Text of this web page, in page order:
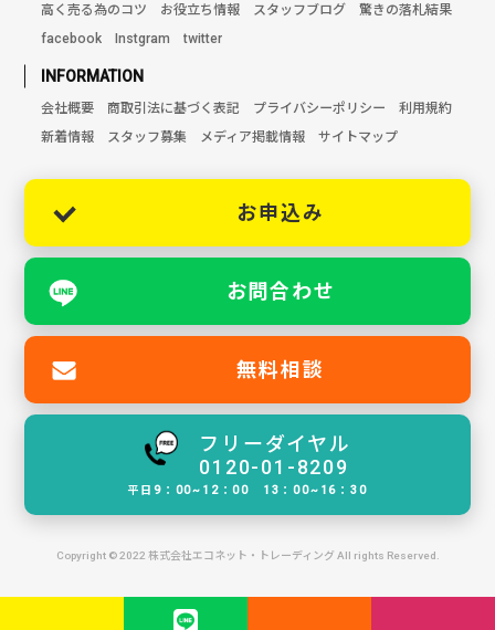
高く売る為のコツ
お役立ち情報 スタッフブログ
驚きの落札結果
facebook
Instgram twitter
INFORMATION
会社概要 商取引法に基づく表記 プライバシーポリシー
利用規約
新着情報
スタッフ募集 メディア掲載情報 サイトマップ
お申込み
お問合わせ
無料相談
フリーダイヤル
0120-01-8209
平日9：00~12：00 13：00~16：30
Copyright © 2022 株式会社エコネット・トレーディング All rights Reserved.